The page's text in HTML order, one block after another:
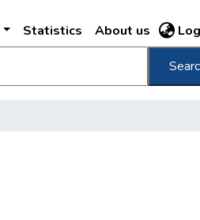
Statistics About us